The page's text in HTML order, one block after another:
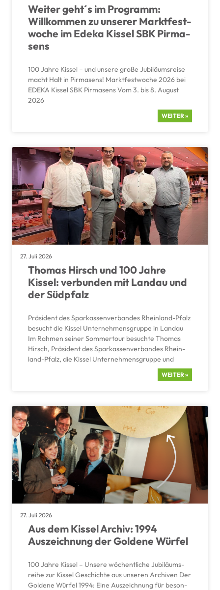
Weiter geht´s im Programm:
Willkommen zu unserer Markt­fest­
woche im Edeka Kissel SBK Pirma­
sens
100 Jahre Kissel – und unsere große Jubilä­ums­reise
macht Halt in Pirma­sens! Markt­fest­woche 2026 bei
EDEKA Kissel SBK Pirma­sens Vom 3. bis 8. August
2026
WEITER »
Thomas Hirsch und 100 Jahre
Kissel: verbunden mit Landau und
der Südpfalz
Präsi­dent des Sparkas­sen­ver­bandes Rhein­land-Pfalz
besucht die Kissel Unter­neh­mens­gruppe in Landau
Im Rahmen seiner Sommer­tour besuchte Thomas
Hirsch, Präsi­dent des Sparkas­sen­ver­bandes Rhein­
land-Pfalz, die Kissel Unter­neh­mens­gruppe und
WEITER »
27. Juli 2026
Aus dem Kissel Archiv: 1994
Auszeich­nung der Goldene Würfel
100 Jahre Kissel – Unsere wöchent­liche Jubilä­ums­
reihe zur Kissel Geschichte aus unseren Archiven Der
Goldene Würfel 1994: Eine Auszeich­nung für beson­
27. Juli 2026